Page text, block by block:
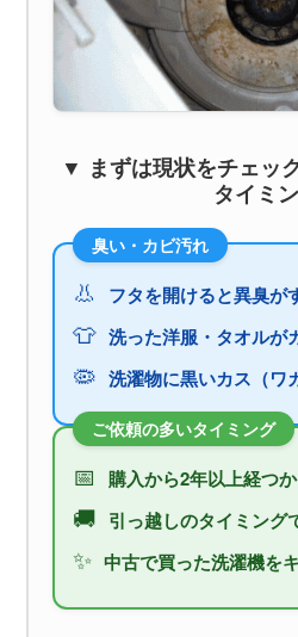
▼ まずは現状をチェッ
タイミ
臭い・カビ汚れ
👃 フタを開けると異臭が
👕 洗った洋服・タオルが
🦠 洗濯物に黒いカス（ワ
ご依頼の多いタイミング
📅 購入から2年以上経つ
🚚 引っ越しのタイミング
✨ 中古で買った洗濯機を